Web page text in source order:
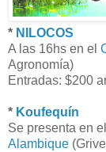
* NILOCOS
A las 16hs en el
Agronomía)
Entradas: $200
* Koufequín
Se presenta en
Alambique